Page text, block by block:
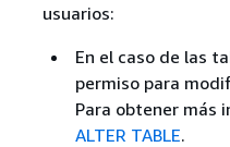
usuarios:
En el caso de las
permiso para
Para obtener más
ALTER TABLE.